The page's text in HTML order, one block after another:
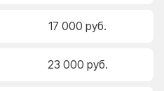
17 000 руб.
23 000 руб.